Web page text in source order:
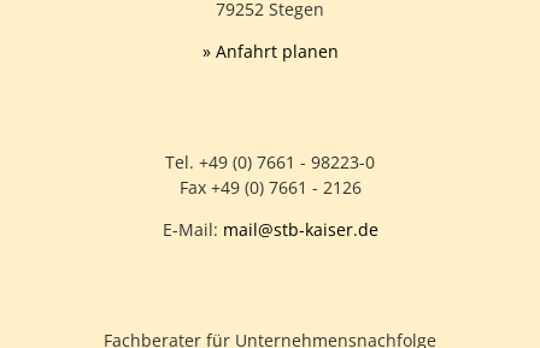
79252 Stegen
» Anfahrt planen
Tel. +49 (0) 7661 - 98223-0
Fax +49 (0) 7661 - 2126
E-Mail: mail@stb-kaiser.de
Fachberater für Unternehmensnachfolge